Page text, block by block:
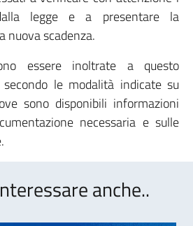
legge e a presentare la
nuova scadenza.
essere inoltrate a questo
secondo le modalità indicate su
sono disponibili informazioni
necessaria e sulle
anche..